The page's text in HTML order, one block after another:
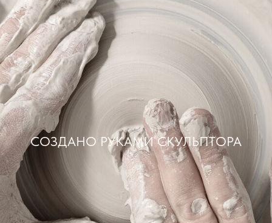
СОЗДАНО РУКАМИ СКУЛЬПТОРА